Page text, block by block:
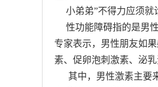
小弟弟”不得力应须就
性功能障碍指的是男性
专家表示，男性朋友如
素、促卵泡刺激素、泌
其中，男性激素主要来